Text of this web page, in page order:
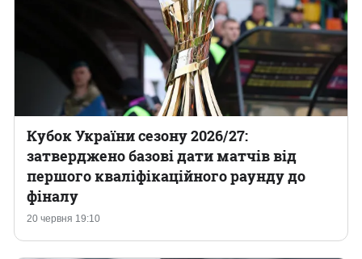
20 червня 19:10
Кубок України сезону 2026/27:
затверджено базові дати матчів від
першого кваліфікаційного раунду до
фіналу